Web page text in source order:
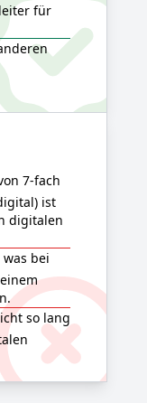
für
7-fach
ist
digitalen
bei
so lang